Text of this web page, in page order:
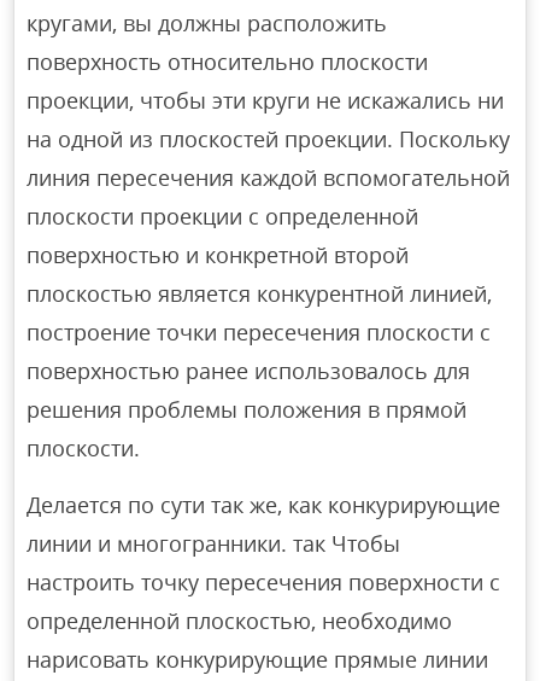
кругами, вы должны расположить
поверхность относительно плоскости
проекции, чтобы эти круги не искажались ни
на одной из плоскостей проекции. Поскольку
линия пересечения каждой вспомогательной
плоскости проекции с определенной
поверхностью и конкретной второй
плоскостью является конкурентной линией,
построение точки пересечения плоскости с
поверхностью ранее использовалось для
решения проблемы положения в прямой
плоскости.
Делается по сути так же, как конкурирующие
линии и многогранники. так Чтобы
настроить точку пересечения поверхности с
определенной плоскостью, необходимо
нарисовать конкурирующие прямые линии